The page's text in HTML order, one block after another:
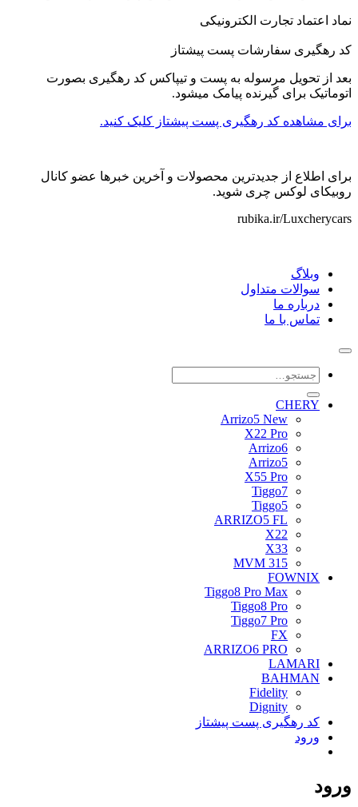
نماد اعتماد تجارت الكترونیكی
کد رهگیری سفارشات پست پیشتاز
بعد از تحویل مرسوله به پست و تیپاکس کد رهگیری بصورت
اتوماتیک برای گیرنده پیامک میشود.
برای مشاهده کد رهگیری پست پیشتاز کلیک کنید.
برای اطلاع از جدیدترین محصولات و آخرین خبرها عضو کانال
روبیکای لوکس چری شوید.
rubika.ir/Luxcherycars
وبلاگ
سوالات متداول
درباره ما
تماس با ما
جستجو
CHERY
Arrizo5 New
X22 Pro
Arrizo6
Arrizo5
X55 Pro
Tiggo7
Tiggo5
ARRIZO5 FL
X22
X33
MVM 315
FOWNIX
Tiggo8 Pro Max
Tiggo8 Pro
Tiggo7 Pro
FX
ARRIZO6 PRO
LAMARI
BAHMAN
Fidelity
Dignity
کد رهگیری پست پیشتاز
ورود
ورود